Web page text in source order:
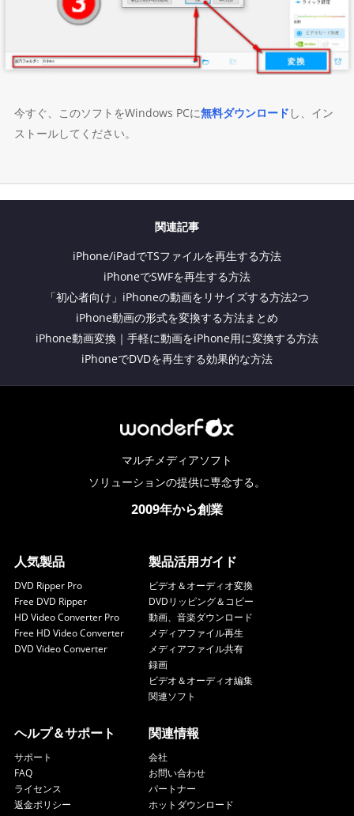
今すぐ、このソフトをWindows PCに無料ダウンロード し、イン
ストールしてください。
関連記事
iPhone/iPadでTSファイルを再生する方法
iPhoneでSWFを再生する方法
「初心者向け」iPhoneの動画をリサイズする方法2つ
iPhone動画の形式を変換する方法まとめ
iPhone動画変換｜手軽に動画をiPhone用に変換する方法
iPhoneでDVDを再生する効果的な方法
マルチメディアソフト
ソリューションの提供に専念する。
2009年から創業
人気製品
DVD Ripper Pro
Free DVD Ripper
HD Video Converter Pro
Free HD Video Converter
DVD Video Converter
製品活用ガイド
ビデオ＆オーディオ変換
DVDリッピング＆コピー
動画、音楽ダウンロード
メディアファイル再生
メディアファイル共有
録画
ビデオ＆オーディオ編集
関連ソフト
ヘルプ＆サポート
サポート
FAQ
ライセンス
返金ポリシー
関連情報
会社
お問い合わせ
パートナー
ホットダウンロード